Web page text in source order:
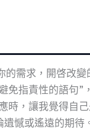
需求，開啓改
指責性的語句”
時，讓我覺得自
憾或遙遠的期待